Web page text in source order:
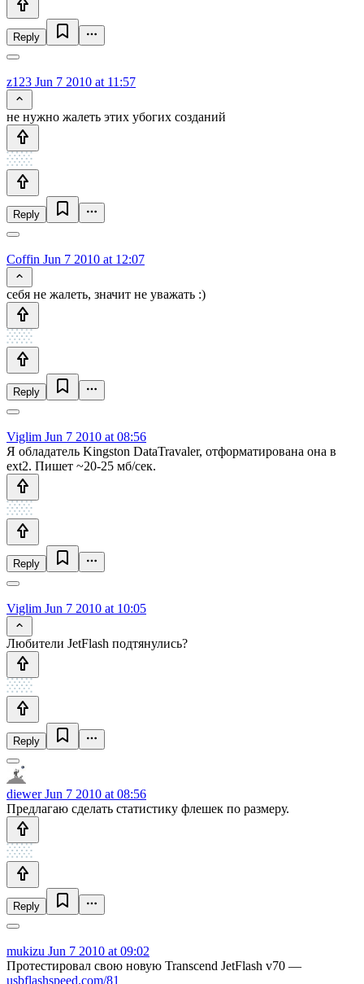
Reply
z123 Jun 7 2010 at 11:57
не нужно жалеть этих убогих созданий
Reply
Coffin Jun 7 2010 at 12:07
себя не жалеть, значит не уважать :)
Reply
Viglim Jun 7 2010 at 08:56
Я обладатель Kingston DataTravaler, отформатирована она в
ext2. Пишет ~20-25 мб/сек.
Reply
Viglim Jun 7 2010 at 10:05
Любители JetFlash подтянулись?
Reply
diewerJun 7 2010 at 08:56
Предлагаю сделать статистику флешек по размеру.
Reply
mukizu Jun 7 2010 at 09:02
Протестировал свою новую Transcend JetFlash v70 —
usbflashspeed.com/81